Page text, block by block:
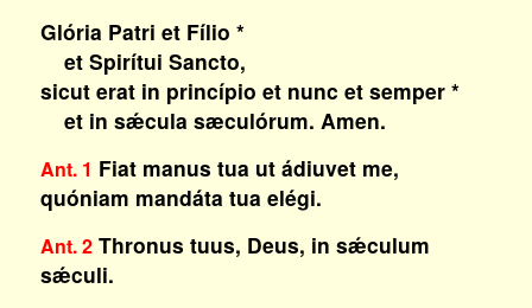
Glória Patri et Fílio *
et Spirítui Sancto,
sicut erat in princípio et nunc et semper *
et in sǽcula sæculórum. Amen.
Ant. 1 Fiat manus tua ut ádiuvet me,
quóniam mandáta tua elégi.
Ant. 2Thronus tuus, Deus, in sǽculum
sǽculi.